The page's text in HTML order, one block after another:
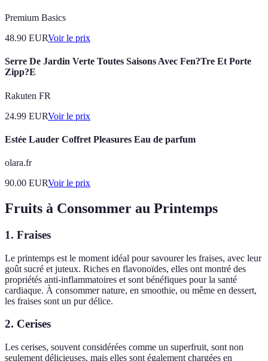
Premium Basics
48.90 EURVoir le prix
Serre De Jardin Verte Toutes Saisons Avec Fen?Tre Et Porte
Zipp?E
Rakuten FR
24.99 EURVoir le prix
Estée Lauder Coffret Pleasures Eau de parfum
olara.fr
90.00 EURVoir le prix
Fruits à Consommer au Printemps
1. Fraises
Le printemps est le moment idéal pour savourer les fraises, avec leur
goût sucré et juteux. Riches en flavonoïdes, elles ont montré des
propriétés anti-inflammatoires et sont bénéfiques pour la santé
cardiaque. À consommer nature, en smoothie, ou même en dessert,
les fraises sont un pur délice.
2. Cerises
Les cerises, souvent considérées comme un superfruit, sont non
seulement délicieuses, mais elles sont également chargées en